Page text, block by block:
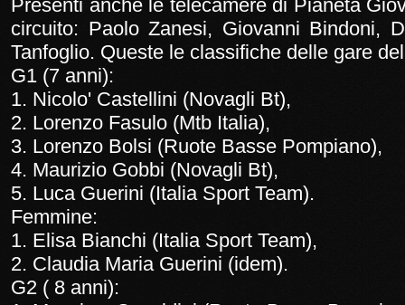
Presenti anche le telecamere di Pianeta
circuito: Paolo Zanesi, Giovanni Bindoni,
Tanfoglio. Queste le classifiche delle gare
G1 (7 anni):
1. Nicolo' Castellini (Novagli Bt),
2. Lorenzo Fasulo (Mtb Italia),
3. Lorenzo Bolsi (Ruote Basse Pompiano),
4. Maurizio Gobbi (Novagli Bt),
5. Luca Guerini (Italia Sport Team).
Femmine:
1. Elisa Bianchi (Italia Sport Team),
2. Claudia Maria Guerini (idem).
G2 ( 8 anni):